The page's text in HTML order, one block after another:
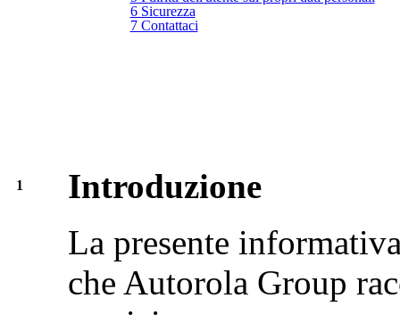
6 Sicurezza
7 Contattaci
1
Introduzione
La presente
che Autorola Group